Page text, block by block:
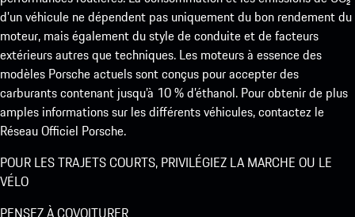
d’un véhicule ne dépendent pas uniquement du bon rendement du
moteur, mais également du style de conduite et de facteurs
extérieurs autres que techniques. Les moteurs à essence des
modèles Porsche actuels sont conçus pour accepter des
carburants contenant jusqu’à 10 % d’éthanol. Pour obtenir de plus
amples informations sur les différents véhicules, contactez le
Réseau Officiel Porsche.
POUR LES TRAJETS COURTS, PRIVILÉGIEZ LA MARCHE OU LE
VÉLO
PENSEZ À COVOITURER